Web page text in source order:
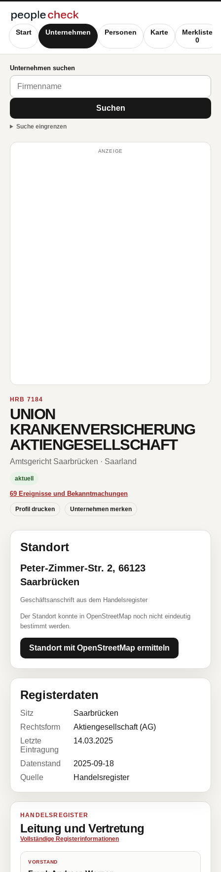
Start Unternehmen Personen Karte
Merkliste
0
Unternehmen suchen
Suchen
Suche eingrenzen
ANZEIGE
HRB 7184
UNION
KRANKENVERSICHERUNG
AKTIENGESELLSCHAFT
Amtsgericht Saarbrücken · Saarland
aktuell
69 Ereignisse und Bekanntmachungen
Profil drucken Unternehmen merken
Standort
Peter-Zimmer-Str. 2, 66123
Saarbrücken
Geschäftsanschrift aus dem Handelsregister
Der Standort konnte in OpenStreetMap noch nicht eindeutig
bestimmt werden.
Standort mit OpenStreetMap ermitteln
Registerdaten
Sitz
Saarbrücken
Rechtsform
Aktiengesellschaft (AG)
Letzte
Eintragung
14.03.2025
Datenstand
2025-09-18
Quelle
Handelsregister
HANDELSREGISTER
Leitung und Vertretung
Vollständige Registerinformationen
VORSTAND